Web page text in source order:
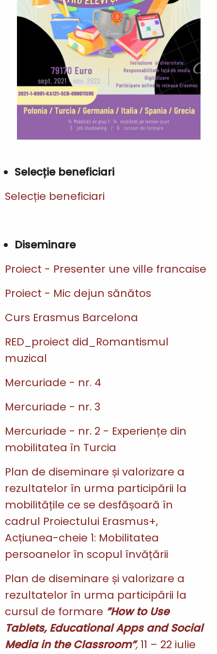
Selecție beneficiari
Selecție beneficiari
Diseminare
Proiect - Presenter une ville francaise
Proiect - Mic dejun sănătos
Curs Erasmus Barcelona
RED_proiect did_Romantismul
muzical
Mercuriade - nr. 4
Mercuriade - nr. 3
Mercuriade - nr. 2 - Experiențe din
mobilitatea în Turcia
Plan de diseminare și valorizare a
rezultatelor în urma participării la
mobilitățile ce se desfășoară în
cadrul Proiectului Erasmus+,
Acțiunea-cheie 1: Mobilitatea
persoanelor în scopul învățării
Plan de diseminare și valorizare a
rezultatelor în urma participării la
cursul de formare ”How to Use
Tablets, Educational Apps and Social
Media in the Classroom”,11 – 22 iulie